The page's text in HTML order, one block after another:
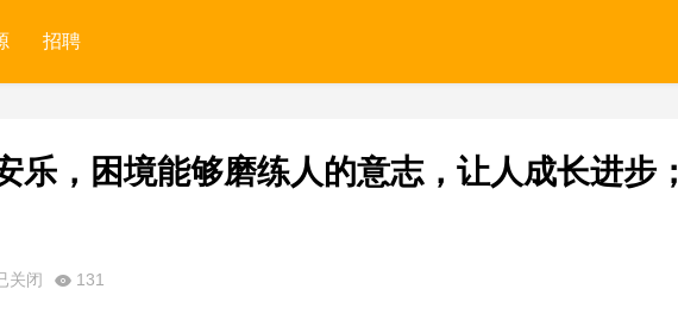
招聘
乐，困境能够磨练人的意志，让人成长进步；
关闭 131